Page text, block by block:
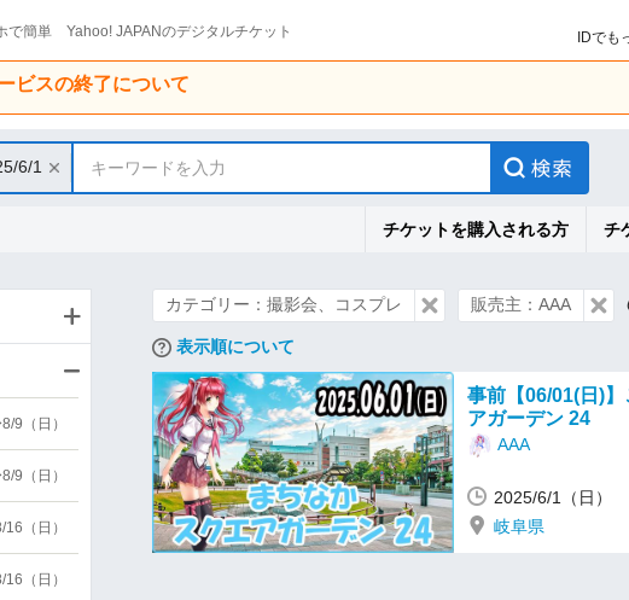
で簡単 Yahoo! JAPANのデジタルチケット
IDでも
ビスの終了について
6/1 キーワードを入力
チケットを購入される方 チ
カテゴリー：撮影会、コスプレ 販売主：AAA
表示順について
事前【06/01(日)
アガーデン 24
AAA
2025/6/1（日）
岐阜県
9（日）
9（日）
（日）
（日）